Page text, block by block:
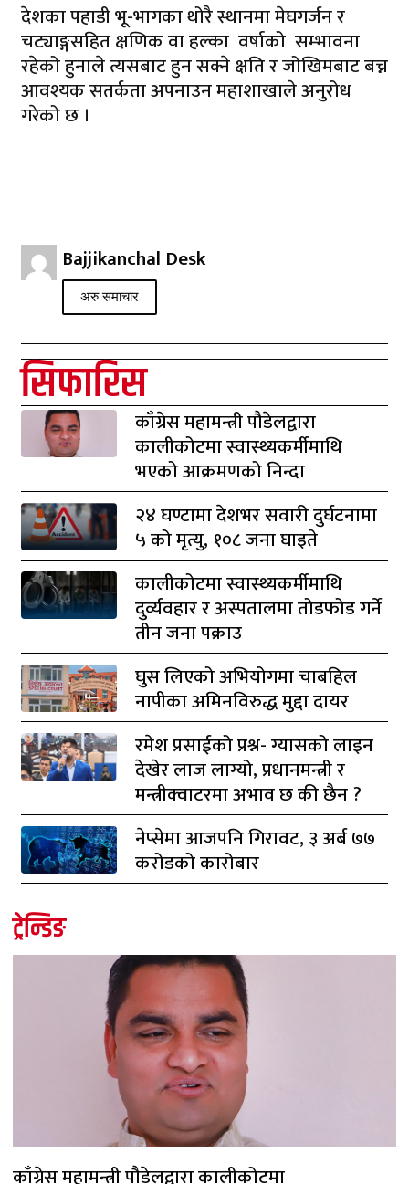
देशका पहाडी भू-भागका थोरै स्थानमा मेघगर्जन र
चट्याङ्गसहित क्षणिक वा हल्का वर्षाको सम्भावना
रहेको हुनाले त्यसबाट हुन सक्ने क्षति र जोखिमबाट बच्न
आवश्यक सतर्कता अपनाउन महाशाखाले अनुरोध
गरेको छ ।
Bajjikanchal Desk
अरु समाचार
सिफारिस
काँग्रेस महामन्त्री पौडेलद्वारा
कालीकोटमा स्वास्थ्यकर्मीमाथि
भएको आक्रमणको निन्दा
२४ घण्टामा देशभर सवारी दुर्घटनामा
५ को मृत्यु, १०८ जना घाइते
कालीकोटमा स्वास्थ्यकर्मीमाथि
दुर्व्यवहार र अस्पतालमा तोडफोड गर्ने
तीन जना पक्राउ
घुस लिएको अभियोगमा चाबहिल
नापीका अमिनविरुद्ध मुद्दा दायर
रमेश प्रसाईको प्रश्न- ग्यासको लाइन
देखेर लाज लाग्यो, प्रधानमन्त्री र
मन्त्रीक्वाटरमा अभाव छ की छैन ?
नेप्सेमा आजपनि गिरावट, ३ अर्ब ७७
करोडको कारोबार
ट्रेन्डिङ
काँग्रेस महामन्त्री पौडेलद्वारा कालीकोटमा